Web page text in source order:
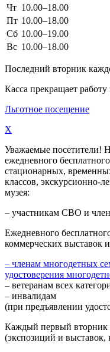
Чт 10.00–18.00
Пт 10.00–18.00
Сб 10.00–19.00
Вс 10.00–18.00
Последний вторник
Касса прекращает
Льготное посещение
X
Уважаемые посетители!
ежедневного
стационарных,
классов, экскурсионно-
музея:
– участникам СВО и
Ежедневного
коммерческих выставок
– членам многодетных
удостоверения
– ветеранам всех
– инвалидам
(при предъявлении
Каждый первый вторник
(экспозиций и выставок,